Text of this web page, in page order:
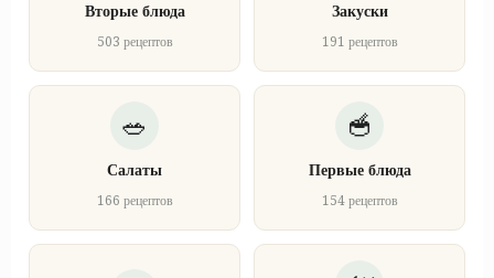
Вторые блюда
503 рецептов
Закуски
191 рецептов
Салаты
166 рецептов
Первые блюда
154 рецептов